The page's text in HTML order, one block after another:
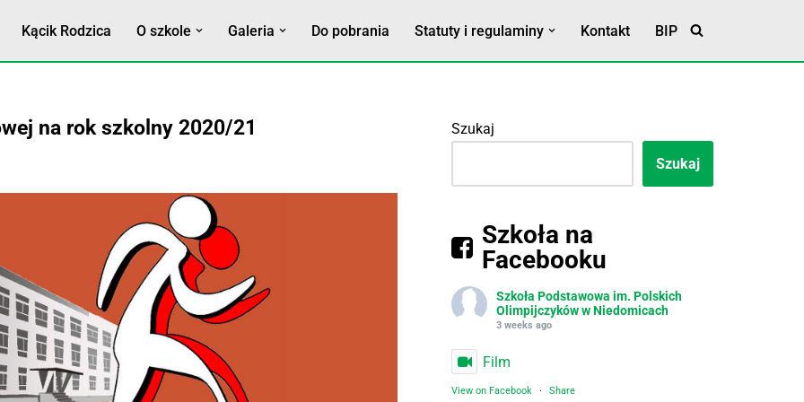
Kącik Rodzica O szkole Galeria Do pobrania Statuty i regulaminy
Klauzula RODO
Kontakt BIP
na rok szkolny 2020/21 Szukaj
Szukaj
Szkoła na
Facebooku
Szkoła Podstawowa im. Polskich
Olimpijczyków w Niedomicach
3 weeks ago
Film
View on Facebook · Share